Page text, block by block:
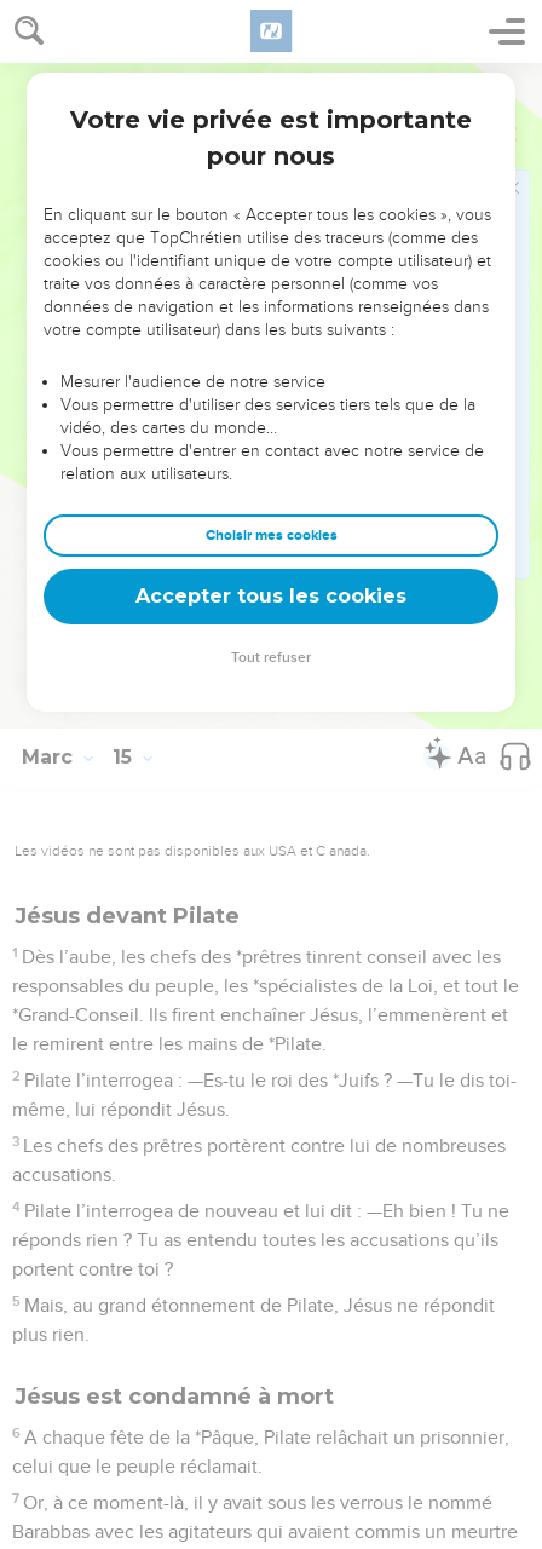
Marc 14
66 Pendant ce temps, Pierre était en bas dans la cour
intérieure. Une des servantes du *grand-prêtre arriva ;
elle vit Pierre qui se chauffait et le dévisagea ; elle lui dit :
—Toi aussi, tu étais avec ce Jésus, ce Nazaréen !
Mais Pierre le nia en disant : —Je ne vois pas, je ne
comprends pas ce que tu veux dire. Puis il sortit de la cour et
entra dans le vestibule. Alors un coq chanta.
Mais la servante le vit et recommença à dire à ceux qui se
trouvaient là : —Il fait aussi partie de ces gens-là.
Il le nia de nouveau. Peu après, ceux qui se trouvaient là
D’ailleurs, tu es Galiléen.
Alors il déclara : —Je le jure, et que Dieu me condamne si
ce n’est pas vrai, je ne connais pas l’homme dont vous
parlez !
Aussitôt, pour la seconde fois, un coq chanta. Alors, Pierre
se souvint de ce que Jésus lui avait dit : « Avant que le coq
ne chante deux fois, tu m’auras renié trois fois. » Et il fondit
en larmes.
La Bible Du Semeur Copyright © 1992, 1999 by Biblica, Inc.® Used by permission.
Marc 15
Les vidéos ne sont pas disponibles aux USA et C anada.
Jésus devant Pilate
1 Dès l’aube, les chefs des *prêtres tinrent conseil avec les
responsables du peuple, les *spécialistes de la Loi, et tout le
*Grand-Conseil. Ils firent enchaîner Jésus, l’emmenèrent et
le remirent entre les mains de *Pilate.
2 Pilate l’interrogea : —Es-tu le roi des *Juifs ? —Tu le dis toi-
même, lui répondit Jésus.
3 Les chefs des prêtres portèrent contre lui de nombreuses
accusations.
4 Pilate l’interrogea de nouveau et lui dit : —Eh bien ! Tu ne
réponds rien ? Tu as entendu toutes les accusations qu’ils
portent contre toi ?
5 Mais, au grand étonnement de Pilate, Jésus ne répondit
plus rien.
Jésus est condamné à mort
6 A chaque fête de la *Pâque, Pilate relâchait un prisonnier,
celui que le peuple réclamait.
7 Or, à ce moment-là, il y avait sous les verrous le nommé
Barabbas avec les agitateurs qui avaient commis un meurtre
Votre vie privée est importante
pour nous
En cliquant sur le bouton « Accepter tous les cookies », vous
acceptez que TopChrétien utilise des traceurs (comme des
cookies ou l'identifiant unique de votre compte utilisateur) et
traite vos données à caractère personnel (comme vos
données de navigation et les informations renseignées dans
votre compte utilisateur) dans les buts suivants :
Mesurer l'audience de notre service
Vous permettre d'utiliser des services tiers tels que de la
vidéo, des cartes du monde…
Vous permettre d'entrer en contact avec notre service de
relation aux utilisateurs.
Choisir mes cookies
Accepter tous les cookies
Tout refuser